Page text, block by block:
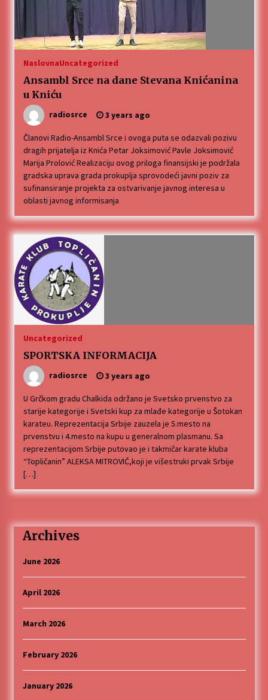
NaslovnaUncategorized
Ansambl Srce na dane Stevana Knićanina
u Kniću
radiosrce 3 years ago
Članovi Radio-Ansambl Srce i ovoga puta se odazvali pozivu
dragih prijatelja iz Knića Petar Joksimović Pavle Joksimović
Marija Prolović Realizaciju ovog priloga finansijski je podržala
gradska uprava grada prokuplja sprovodeći javni poziv za
sufinansiranje projekta za ostvarivanje javnog interesa u
oblasti javnog informisanja
Uncategorized
SPORTSKA INFORMACIJA
radiosrce 3 years ago
U Grčkom gradu Chalkida održano je Svetsko prvenstvo za
starije kategorije i Svetski kup za mlađe kategorije u Šotokan
karateu. Reprezentacija Srbije zauzela je 5.mesto na
prvenstvu i 4.mesto na kupu u generalnom plasmanu. Sa
reprezentacijom Srbije putovao je i takmičar karate kluba
“Topličanin” ALEKSA MITROVIĆ,koji je višestruki prvak Srbije
[…]
Archives
June 2026
April 2026
March 2026
February 2026
January 2026